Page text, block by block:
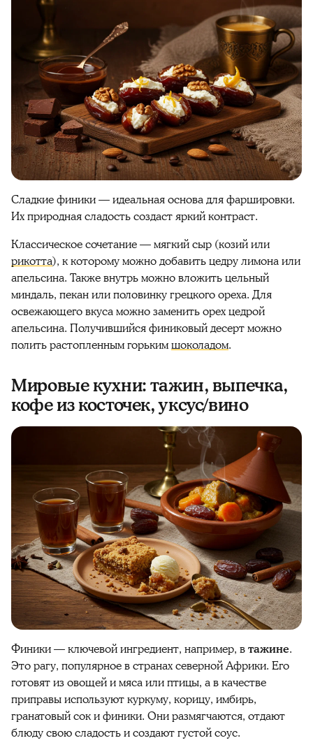
Сладкиефиники— идеальная основа для фаршировки.
Их природная сладость создаст яркий контраст.
Классическое сочетание — мягкий сыр (козий или
рикотта), к которому можно добавить цедру лимона или
апельсина. Также внутрь можно вложить цельный
миндаль, пекан или половинку грецкого ореха. Для
освежающего вкуса можно заменить орех цедрой
апельсина. Получившийсяфиниковыйдесерт можно
полить растопленным горькимшоколадом.
Мировые кухни: тажин, выпечка,
кофе из косточек, уксус/вино
Финики— ключевой ингредиент, например, втажине.
Это рагу, популярное в странах северной Африки. Его
готовят из овощей и мяса или птицы, а в качестве
приправы используют куркуму, корицу, имбирь,
гранатовый сок и финики. Они размягчаются, отдают
блюду свою сладость и создают густой соус.